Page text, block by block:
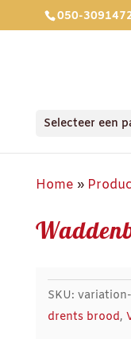
050-
Selecteer een
Home »
SKU:
drents brood,